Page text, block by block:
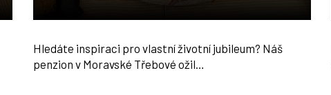
Hledáte inspiraci pro vlastní životní jubileum? Náš
penzion v Moravské Třebové ožil…